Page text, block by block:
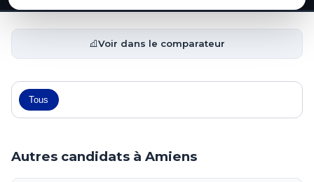
Voir dans le comparateur
Tous
Autres candidats à Amiens